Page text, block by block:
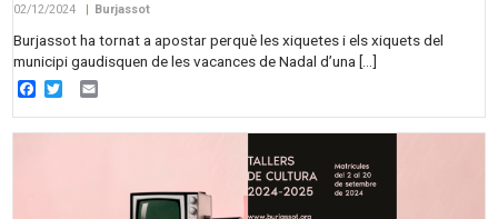
02/12/2024 | Burjassot
Burjassot ha tornat a apostar perquè les xiquetes i els xiquets del
municipi gaudisquen de les vacances de Nadal d’una […]
Facebook
Twitter